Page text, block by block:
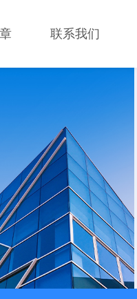
联系我们